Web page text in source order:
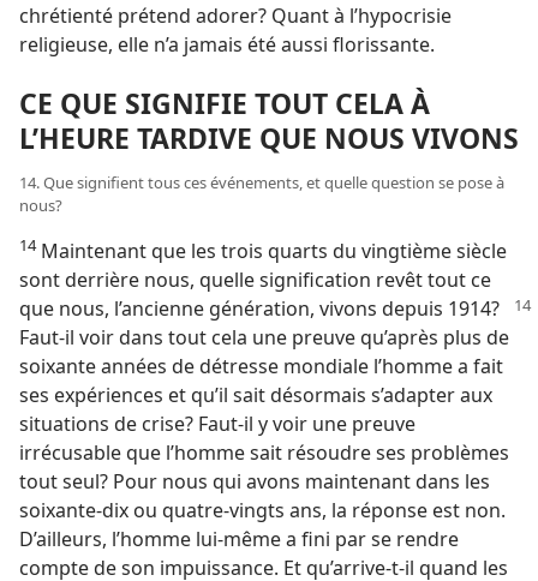
chrétienté prétend adorer? Quant à l’hypocrisie
religieuse, elle n’a jamais été aussi florissante.
CE QUE SIGNIFIE TOUT CELA À
L’HEURE TARDIVE QUE NOUS VIVONS
14. Que signifient tous ces événements, et quelle question se pose à
nous?
14Maintenant que les trois quarts du vingtième siècle
sont derrière nous, quelle signification revêt tout ce
que nous, l’ancienne génération, vivons depuis 1914?
Faut-​il voir dans tout cela une preuve qu’après plus de
soixante années de détresse mondiale l’homme a fait
ses expériences et qu’il sait désormais s’adapter aux
situations de crise? Faut-​il y voir une preuve
irrécusable que l’homme sait résoudre ses problèmes
tout seul? Pour nous qui avons maintenant dans les
soixante-dix ou quatre-vingts ans, la réponse est non.
D’ailleurs, l’homme lui-​même a fini par se rendre
compte de son impuissance. Et qu’arrive-​t-​il quand les